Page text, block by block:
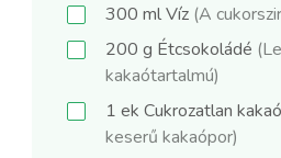
300 mlVíz (A
200 g Étcsokoládé
kakaótartalmú)
1 ek Cukrozatlan
keserű kakaópor)